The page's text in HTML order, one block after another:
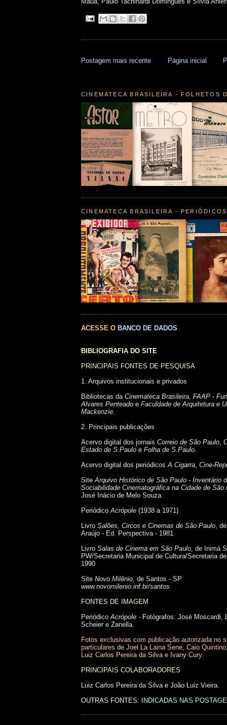
Postagem mais recente Página inicial
CINEMATECA BRASILEIRA - FOLHETOS
CINEMATECA BRASILEIRA -
ACESSE O BANCO DE DADOS
BIBLIOGRAFIA DO SITE
PRINCIPAIS FONTES DE PESQUISA
1. Arquivos institucionais e privados
Bibliotecas da Cinemateca Brasileira, FAAP -
Alvares Penteado e Faculdade de Arquitetura e
Mackenzie.
2. Principais publicações
Acervo digital dos jornais Correio de São Paulo,
Estado de S.Paulo e Folha de S.Paulo.
Acervo digital dos periódicosA Cigarra, Cine-
SiteArquivo Histórico de São Paulo - Inventário
Sociabilidade Cinematográfica na Cidade de
José Inácio de Melo Souza.
PeriódicoAcrópole (1938 a 1971)
Livro Salões, Circos e Cinemas de São Paulo,
Araújo - Ed. Perspectiva - 1981
Livro Salas de Cinema em São Paulo, de Inimá
PW/Secretaria Municipal de Cultura/Secretaria
1990
Site Novo Milênio, de Santos - SP
www.novomilenio.inf.br/santos
FONTES DE IMAGEM
PeriódicoAcrópole - Fotógrafos: José Moscardi,
Scheier e Zanella.
Fotos exclusivas com publicação autorizada no
particulares de Joel La Laina Sene, Caio
Luiz Carlos Pereira da Silva e Ivany Cury.
PRINCIPAIS COLABORADORES
Luiz Carlos Pereira da Silva e João Luiz Vieira.
OUTRAS FONTES:
INDICADAS NAS